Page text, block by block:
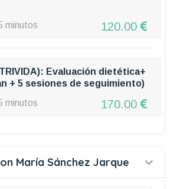
minutos 120.00
Evaluación dietética+
+ 5 sesiones de seguimiento)
minutos 170.00
María Sánchez Jarque